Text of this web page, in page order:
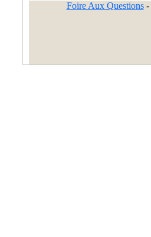
Foire Aux Questions-